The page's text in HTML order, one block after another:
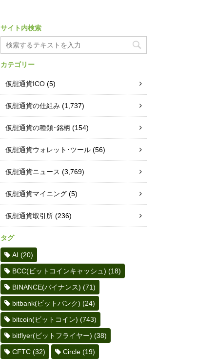
サイト内検索
カテゴリー
仮想通貨ICO (5)
仮想通貨の仕組み (1,737)
仮想通貨の種類･銘柄 (154)
仮想通貨ウォレット･ツール (56)
仮想通貨ニュース (3,769)
仮想通貨マイニング (5)
仮想通貨取引所 (236)
タグ
AI (20)
BCC(ビットコインキャッシュ) (18)
BINANCE(バイナンス) (71)
bitbank(ビットバンク) (24)
bitcoin(ビットコイン) (743)
bitflyer(ビットフライヤー) (38)
CFTC (32) Circle (19)